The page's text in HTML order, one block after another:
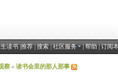
读书|推荐|搜索|社区服务 |帮助|订阅
察» 读书会里的那人那事